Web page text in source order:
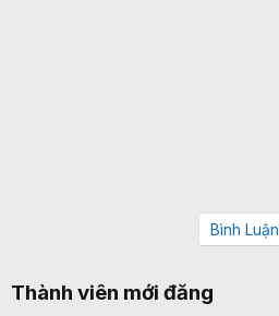
Bình Luận
Thành viên mới đăng